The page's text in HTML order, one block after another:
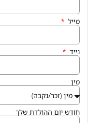
מייל
נייד
מין
חודש יום ההולדת שלך